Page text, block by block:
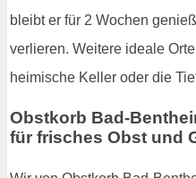
bleibt er für 2 Wochen
verlieren. Weitere ideale
heimische Keller oder die
Obstkorb Bad-
für frisches Obst und